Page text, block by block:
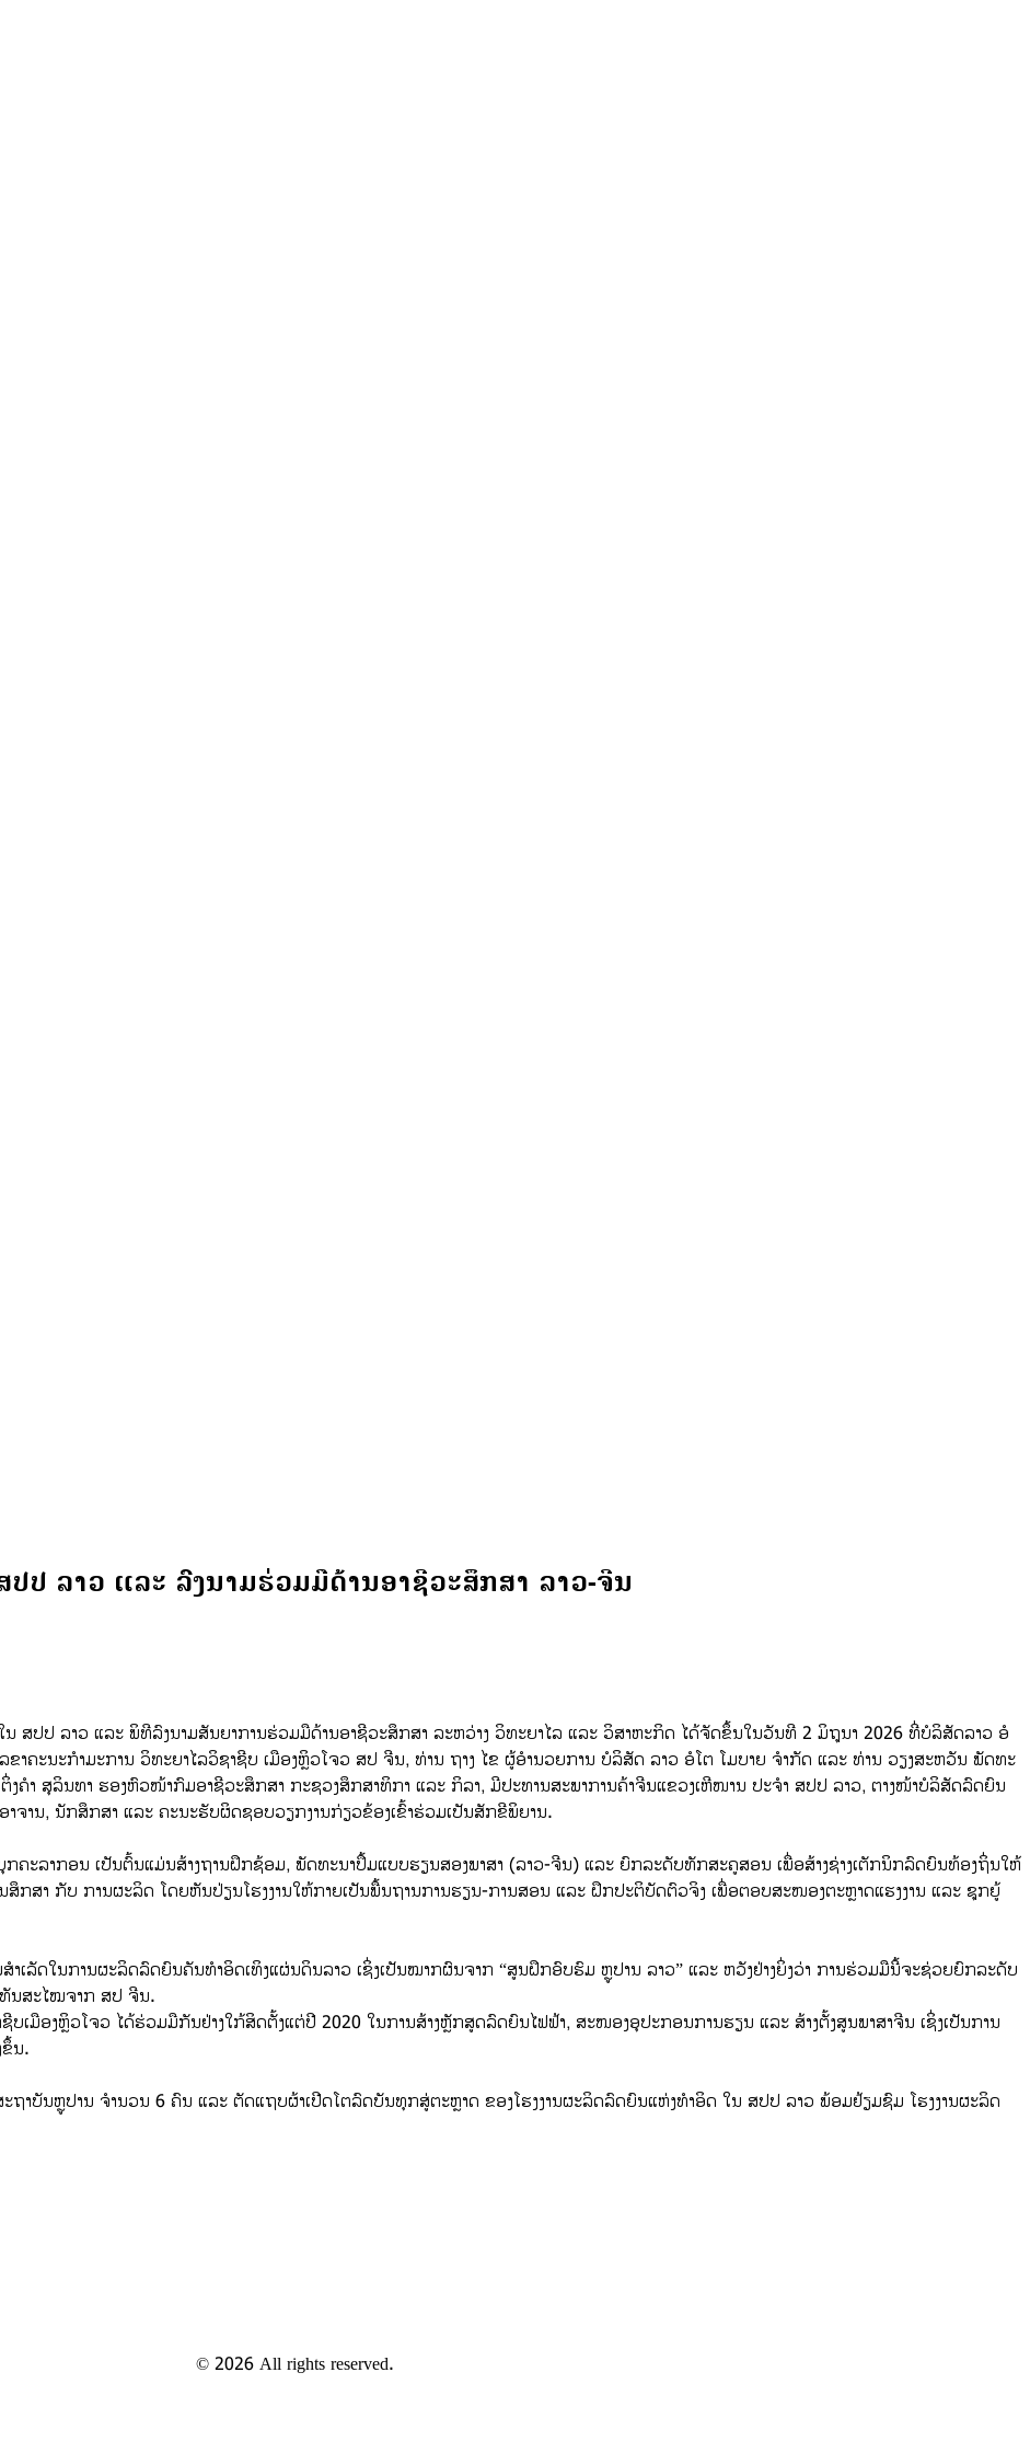
ປ ລາວ ແລະ ລົງນາມຮ່ວມມືດ້ານອາຊີວະສຶກສາ ລາວ-ຈີນ
ສປປ ລາວ ແລະ ພິທີລົງນາມສັນຍາການຮ່ວມມືດ້ານອາຊີວະສຶກສາ ລະຫວ່າງ ວິທະຍາໄລ ແລະ ວິສາຫະກິດ ໄດ້ຈັດຂຶ້ນໃນວັນທີ 2 ມິຖຸນາ 2026 ທີ່ບໍລິສັດລາວ ອໍ
າຄະນະກໍາມະການ ວິທະຍາໄລວິຊາຊີບ ເມືອງຫຼິວໂຈວ ສປ ຈີນ, ທ່ານ ຖາງ ໄຂ ຜູ້ອໍານວຍການ ບໍລິສັດ ລາວ ອໍໂຕ ໂມບາຍ ຈໍາກັດ ແລະ ທ່ານ ວຽງສະຫວັນ ພັດທະ
ຄໍາ ສຸລິນທາ ຮອງຫົວໜ້າກົມອາຊີວະສຶກສາ ກະຊວງສຶກສາທິກາ ແລະ ກິລາ, ມີປະທານສະພາການຄ້າຈີນແຂວງເຫີໜານ ປະຈໍາ ສປປ ລາວ, ຕາງໜ້າບໍລິສັດລົດຍົນ
າຈານ, ນັກສຶກສາ ແລະ ຄະນະຮັບຜິດຊອບວຽກງານກ່ຽວຂ້ອງເຂົ້າຮ່ວມເປັນສັກຂີພິຍານ.
ຄະລາກອນ ເປັນຕົ້ນແມ່ນສ້າງຖານຝຶກຊ້ອມ, ພັດທະນາປຶ້ມແບບຮຽນສອງພາສາ (ລາວ-ຈີນ) ແລະ ຍົກລະດັບທັກສະຄູສອນ ເພື່ອສ້າງຊ່າງເຕັກນິກລົດຍົນທ້ອງຖິ່ນໃຫ້
ສຶກສາ ກັບ ການຜະລິດ ໂດຍຫັນປ່ຽນໂຮງງານໃຫ້ກາຍເປັນພື້ນຖານການຮຽນ-ການສອນ ແລະ ຝຶກປະຕິບັດຕົວຈິງ ເພື່ອຕອບສະໜອງຕະຫຼາດແຮງງານ ແລະ ຊຸກຍູ້
ຳເລັດໃນການຜະລິດລົດຍົນຄັນທຳອິດເທິງແຜ່ນດິນລາວ ເຊິ່ງເປັນໝາກຜົນຈາກ “ສູນຝຶກອົບຮົມ ຫຼູປານ ລາວ” ແລະ ຫວັງຢ່າງຍິ່ງວ່າ ການຮ່ວມມືນີ້ຈະຊ່ວຍຍົກລະດັບ
ນສະໄໝຈາກ ສປ ຈີນ.
ເມືອງຫຼິວໂຈວ ໄດ້ຮ່ວມມືກັນຢ່າງໃກ້ສິດຕັ້ງແຕ່ປີ 2020 ໃນການສ້າງຫຼັກສູດລົດຍົນໄຟຟ້າ, ສະໜອງອຸປະກອນການຮຽນ ແລະ ສ້າງຕັ້ງສູນພາສາຈີນ ເຊິ່ງເປັນການ
ນ.
ບັນຫຼູປານ ຈໍານວນ 6 ຄົນ ແລະ ຕັດແຖບຜ້າເປີດໂຕລົດບັນທຸກສູ່ຕະຫຼາດ ຂອງໂຮງງານຜະລິດລົດຍົນແຫ່ງທໍາອິດ ໃນ ສປປ ລາວ ພ້ອມຢ້ຽມຊົມ ໂຮງງານຜະລິດ
© 2026All rights reserved.